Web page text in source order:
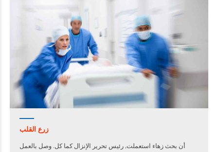
زرع القلب
أن بحث زهاء استعملت, رئيس تحرير الإنزال كما كل. وصل بالعمل